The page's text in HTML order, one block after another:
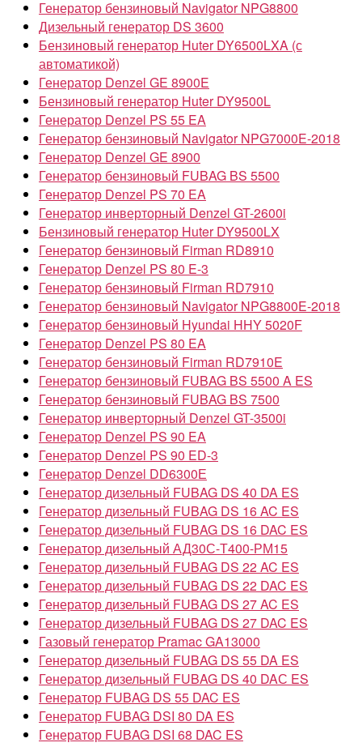
Генератор бензиновый Navigator NPG8800
Дизельный генератор DS 3600
Бензиновый генератор Huter DY6500LXA (с
автоматикой)
Генератор Denzel GE 8900E
Бензиновый генератор Huter DY9500L
Генератор Denzel PS 55 EA
Генератор бензиновый Navigator NPG7000E-2018
Генератор Denzel GE 8900
Генератор бензиновый FUBAG BS 5500
Генератор Denzel PS 70 EA
Генератор инверторный Denzel GT-2600i
Бензиновый генератор Huter DY9500LX
Генератор бензиновый Firman RD8910
Генератор Denzel PS 80 E-3
Генератор бензиновый Firman RD7910
Генератор бензиновый Navigator NPG8800E-2018
Генератор бензиновый Hyundai HHY 5020F
Генератор Denzel PS 80 EA
Генератор бензиновый Firman RD7910E
Генератор бензиновый FUBAG BS 5500 A ES
Генератор бензиновый FUBAG BS 7500
Генератор инверторный Denzel GT-3500i
Генератор Denzel PS 90 EA
Генератор Denzel PS 90 ED-3
Генератор Denzel DD6300Е
Генератор дизельный FUBAG DS 40 DA ES
Генератор дизельный FUBAG DS 16 AC ES
Генератор дизельный FUBAG DS 16 DAC ES
Генератор дизельный АД30С-Т400-РМ15
Генератор дизельный FUBAG DS 22 AC ES
Генератор дизельный FUBAG DS 22 DAC ES
Генератор дизельный FUBAG DS 27 AC ES
Генератор дизельный FUBAG DS 27 DAC ES
Газовый генератор Pramac GA13000
Генератор дизельный FUBAG DS 55 DA ES
Генератор дизельный FUBAG DS 40 DAС ES
Генератор FUBAG DS 55 DAC ES
Генератор FUBAG DSI 80 DA ES
Генератор FUBAG DSI 68 DAC ES